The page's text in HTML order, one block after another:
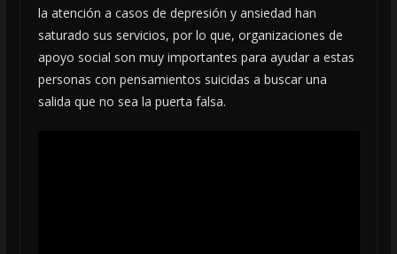
la atención a casos de depresión y ansiedad han
saturado sus servicios, por lo que, organizaciones de
apoyo social son muy importantes para ayudar a estas
personas con pensamientos suicidas a buscar una
salida que no sea la puerta falsa.